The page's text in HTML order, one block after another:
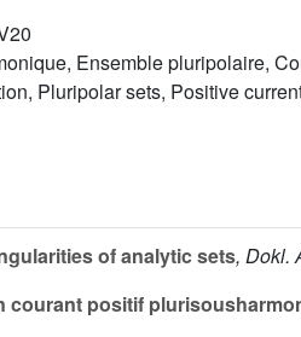
Ensemble pluripolaire,
Pluripolar sets, Positive
of analytic sets, Dokl.
courant positif